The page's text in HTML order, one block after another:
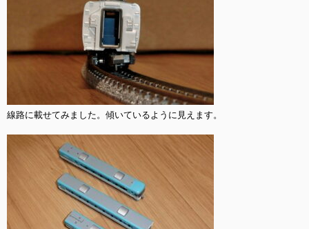
線路に載せてみました。傾いているように見えます。